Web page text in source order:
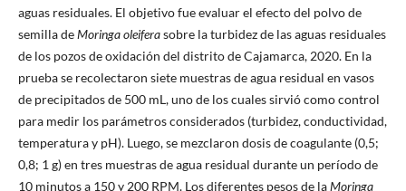
aguas residuales. El objetivo fue evaluar el efecto del polvo de
semilla deMoringa oleiferasobre la turbidez de las aguas residuales
de los pozos de oxidación del distrito de Cajamarca, 2020. En la
prueba se recolectaron siete muestras de agua residual en vasos
de precipitados de 500 mL, uno de los cuales sirvió como control
para medir los parámetros considerados (turbidez, conductividad,
temperatura y pH). Luego, se mezclaron dosis de coagulante (0,5;
0,8; 1 g) en tres muestras de agua residual durante un período de
10 minutos a 150 y 200 RPM. Los diferentes pesos de laMoringa